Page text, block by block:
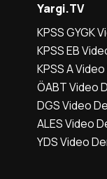
Yargi.TV
KPSS GYGK
KPSS EB
KPSS A
ÖABT Video
DGS Video
ALES Video
YDS Video